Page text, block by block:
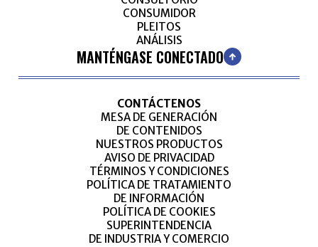
CONSUMIDOR
PLEITOS
ANÁLISIS
MANTÉNGASE CONECTADO
CONTÁCTENOS
MESA DE GENERACIÓN
DE CONTENIDOS
NUESTROS PRODUCTOS
AVISO DE PRIVACIDAD
TÉRMINOS Y CONDICIONES
POLÍTICA DE TRATAMIENTO
DE INFORMACIÓN
POLÍTICA DE COOKIES
SUPERINTENDENCIA
DE INDUSTRIA Y COMERCIO